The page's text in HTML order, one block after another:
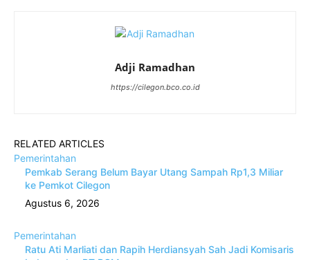
Adji Ramadhan
https://cilegon.bco.co.id
RELATED ARTICLES
Pemerintahan
Pemkab Serang Belum Bayar Utang Sampah Rp1,3 Miliar
ke Pemkot Cilegon
Agustus 6, 2026
Pemerintahan
Ratu Ati Marliati dan Rapih Herdiansyah Sah Jadi Komisaris